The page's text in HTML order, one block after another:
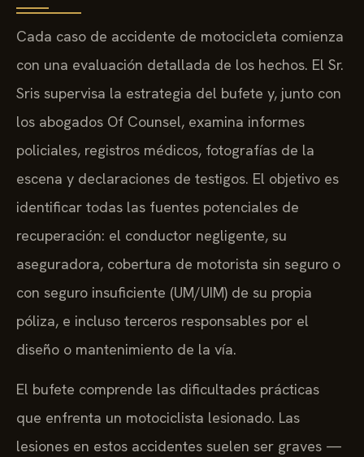
Cada caso de accidente de motocicleta comienza
con una evaluación detallada de los hechos. El Sr.
Sris supervisa la estrategia del bufete y, junto con
los abogados Of Counsel, examina informes
policiales, registros médicos, fotografías de la
escena y declaraciones de testigos. El objetivo es
identificar todas las fuentes potenciales de
recuperación: el conductor negligente, su
aseguradora, cobertura de motorista sin seguro o
con seguro insuficiente (UM/UIM) de su propia
póliza, e incluso terceros responsables por el
diseño o mantenimiento de la vía.
El bufete comprende las dificultades prácticas
que enfrenta un motociclista lesionado. Las
lesiones en estos accidentes suelen ser graves —